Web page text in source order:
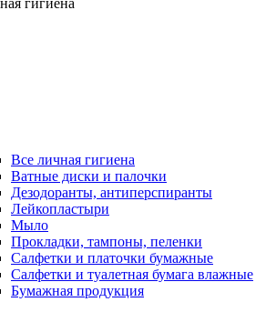
гигиена
Все личная гигиена
Ватные диски и палочки
Дезодоранты, антиперспиранты
Лейкопластыри
Мыло
Прокладки, тампоны, пеленки
Салфетки и платочки бумажные
Салфетки и туалетная бумага влажные
Бумажная продукция